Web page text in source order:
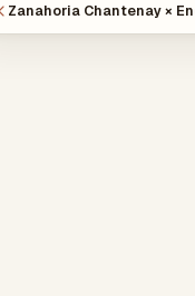
Zanahoria Chantenay ×